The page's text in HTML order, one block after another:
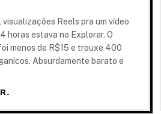
visualizações Reels pra um vídeo
horas estava no Explorar. O
menos de R$15 e trouxe 400
Absurdamente barato e